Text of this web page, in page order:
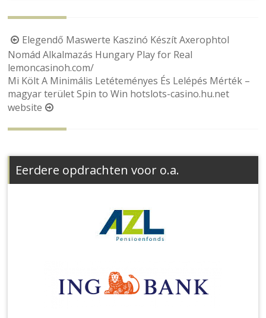
Berichtnavigatie
Elegendő Maswerte Kaszinó Készít Axerophtol
Nomád Alkalmazás Hungary Play for Real
lemoncasinoh.com/
Mi Költ A Minimális Letéteményes És Lelépés Mérték –
magyar terület Spin to Win hotslots-casino.hu.net
website
Eerdere opdrachten voor o.a.